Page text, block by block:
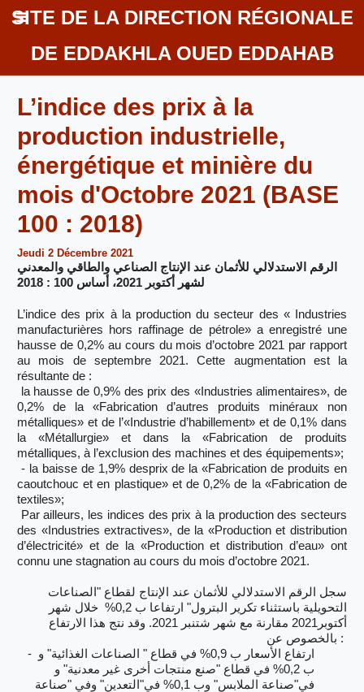
SITE DE LA DIRECTION RÉGIONALE
DE EDDAKHLA OUED EDDAHAB
L’indice des prix à la
production industrielle,
énergétique et minière du
mois d'Octobre 2021 (BASE
100 : 2018)
Jeudi 2 Décembre 2021
الرقم الاستدلالي للأثمان عند الإنتاج الصناعي والطاقي والمعدني
لشهر أكتوبر 2021، أساس 100 : 2018
L’indice des prix à la production du secteur des « Industries
manufacturières hors raffinage de pétrole» a enregistré une
hausse de 0,2% au cours du mois d’octobre 2021 par rapport
au mois de septembre 2021. Cette augmentation est la
résultante de :
la hausse de 0,9% des prix des «Industries alimentaires», de
0,2% de la «Fabrication d’autres produits minéraux non
métalliques» et de l’«Industrie d’habillement» et de 0,1% dans
la «Métallurgie» et dans la «Fabrication de produits
métalliques, à l’exclusion des machines et des équipements»;
- la baisse de 1,9% desprix de la «Fabrication de produits en
caoutchouc et en plastique» et de 0,2% de la «Fabrication de
textiles»;
Par ailleurs, les indices des prix à la production des secteurs
des «Industries extractives», de la «Production et distribution
d’électricité» et de la «Production et distribution d’eau» ont
connu une stagnation au cours du mois d’octobre 2021.
سجل الرقم الاستدلالي للأثمان عند الإنتاج لقطاع "الصناعات
التحويلية باستثناء تكرير البترول" ارتفاعا ب 0,2% خلال شهر
أكتوبر2021 مقارنة مع شهر شتنبر 2021. وقد نتج هذا الارتفاع
بالخصوص عن :
-
ب 0,2% في قطاع "صنع منتجات أخرى غير معدنية" و
في"صناعة الملابس" وب 0,1% في"التعدين" وفي "صناعة